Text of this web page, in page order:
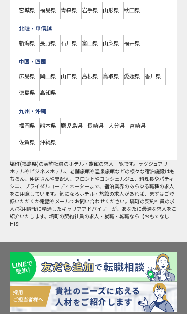
宮城県 福島県 青森県 岩手県 山形県 秋田県
北陸・甲信越
新潟県 長野県 石川県 富山県 山梨県 福井県
中国・四国
広島県 岡山県 山口県 島根県 鳥取県 愛媛県 香川県
徳島県 高知県
九州・沖縄
福岡県 熊本県 鹿児島県 長崎県 大分県 宮崎県
佐賀県 沖縄県
塙町(福島県)の契約社員のホテル・旅館の求人一覧です。ラグジュアリー
ホテルやビジネスホテル、老舗旅館や温泉旅館などの様々な宿泊施設はも
ちろん、仲居さんや支配人、フロントやコンシェルジュ、料理長やパティ
シエ、ブライダルコーディネーターまで、宿泊業界のあらゆる職種の求人
をご用意しています。気になるホテル・旅館の求人があれば、まずはご登
録いただくか電話やメールでお問い合わせください。塙町の契約社員の求
人/採用情報に精通したキャリアアドバイザーが、あなたに最適な求人をご
紹介いたします。塙町の契約社員の求人・就職・転職なら【おもてなし
HR】